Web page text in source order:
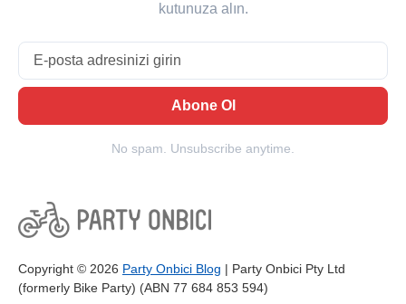
kutunuza alın.
Abone Ol
No spam. Unsubscribe anytime.
Copyright © 2026 Party Onbici Blog | Party Onbici Pty Ltd
(formerly Bike Party) (ABN 77 684 853 594)